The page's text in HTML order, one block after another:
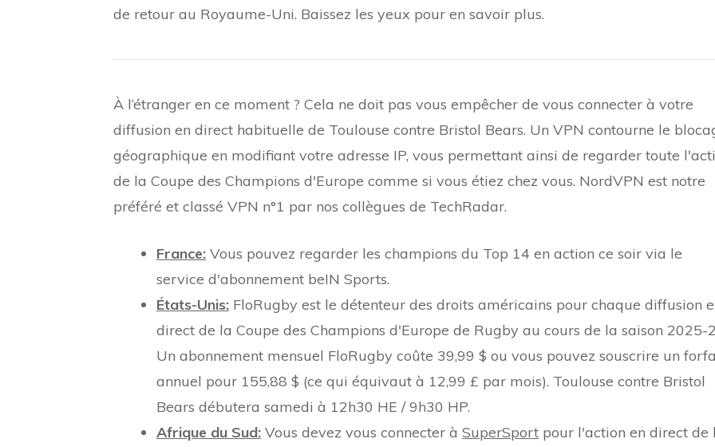
de retour au Royaume-Uni. Baissez les yeux pour en savoir plus.
À l’étranger en ce moment ? Cela ne doit pas vous empêcher de vous connecter à votre
diffusion en direct habituelle de Toulouse contre Bristol Bears. Un VPN contourne le
géographique en modifiant votre adresse IP, vous permettant ainsi de regarder toute
de la Coupe des Champions d'Europe comme si vous étiez chez vous. NordVPN est notre
préféré et classé VPN n°1 par nos collègues de TechRadar.
France: Vous pouvez regarder les champions du Top 14 en action ce soir via le
service d'abonnement beIN Sports.
États-Unis: FloRugby est le détenteur des droits américains pour chaque diffusion
direct de la Coupe des Champions d'Europe de Rugby au cours de la saison 2025-
Un abonnement mensuel FloRugby coûte 39,99 $ ou vous pouvez souscrire un
annuel pour 155,88 $ (ce qui équivaut à 12,99 £ par mois). Toulouse contre Bristol
Bears débutera samedi à 12h30 HE / 9h30 HP.
Afrique du Sud: Vous devez vous connecter à SuperSport pour l'action en direct de